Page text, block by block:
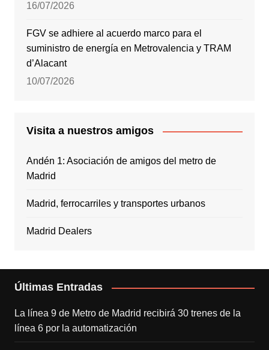
16/07/2026
FGV se adhiere al acuerdo marco para el
suministro de energía en Metrovalencia y TRAM
d’Alacant
10/07/2026
Visita a nuestros amigos
Andén 1: Asociación de amigos del metro de
Madrid
Madrid, ferrocarriles y transportes urbanos
Madrid Dealers
Últimas Entradas
La línea 9 de Metro de Madrid recibirá 30 trenes de la
línea 6 por la automatización